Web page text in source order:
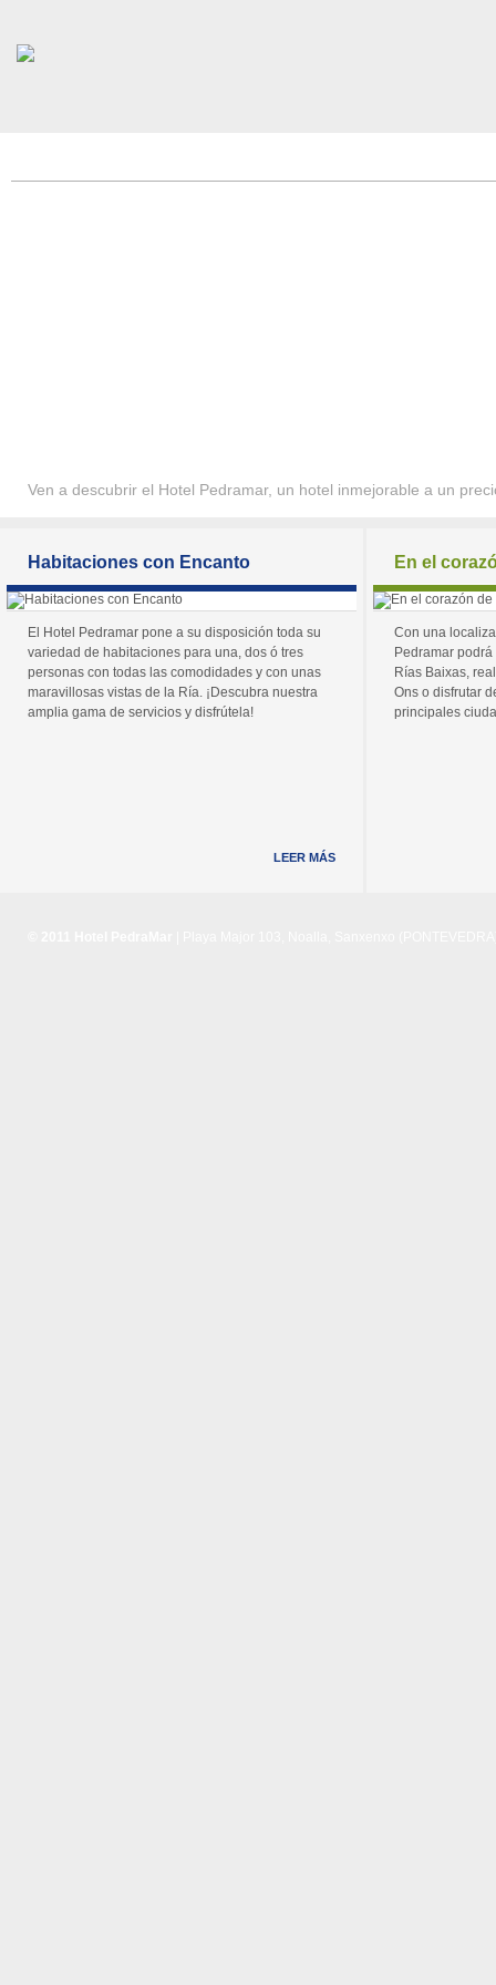
Ven a descubrir el Hotel Pedramar, un hotel inmejorable a un
Habitaciones con Encanto
El Hotel Pedramar pone a su disposición toda su
variedad de habitaciones para una, dos ó tres
personas con todas las comodidades y con unas
maravillosas vistas de la Ría. ¡Descubra nuestra
amplia gama de servicios y disfrútela!
LEER MÁS
En el
Con una
Pedramar
Rías Baixas,
Ons o disfrutar
principales